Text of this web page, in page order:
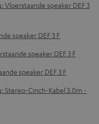
speaker DEF 3
speaker DEF 3 F
speaker DEF 3 F
speaker DEF 3 F
Stereo-Cinch-Kabel 3.0m -